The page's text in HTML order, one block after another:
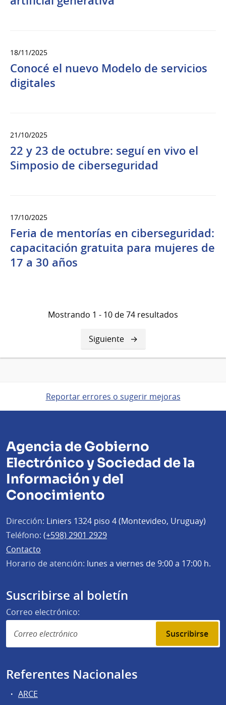
18/11/2025
Conocé el nuevo Modelo de servicios
digitales
21/10/2025
22 y 23 de octubre: seguí en vivo el
Simposio de ciberseguridad
17/10/2025
Feria de mentorías en ciberseguridad:
capacitación gratuita para mujeres de
17 a 30 años
Mostrando 1 - 10 de 74 resultados
Siguiente
página
Siguiente
Reportar errores o sugerir mejoras
Agencia de Gobierno
Electrónico y Sociedad de la
Información y del
Conocimiento
Dirección: Liniers 1324 piso 4 (Montevideo, Uruguay)
Teléfono: (+598) 2901 2929
Contacto
Horario de atención: lunes a viernes de 9:00 a 17:00 h.
Suscribirse al boletín
Correo electrónico:
Suscribirse
Referentes Nacionales
ARCE